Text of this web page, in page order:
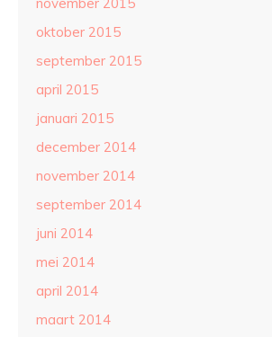
oktober 2015
september 2015
april 2015
januari 2015
december 2014
november 2014
september 2014
juni 2014
mei 2014
april 2014
maart 2014